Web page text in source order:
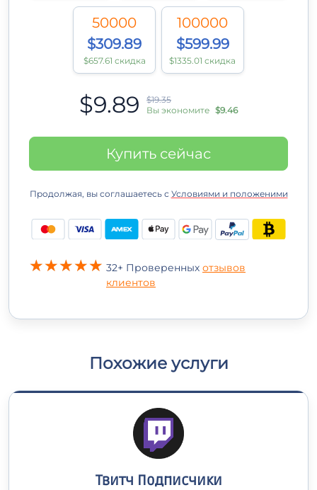
50000
$309.89
$657.61 скидка
100000
$599.99
$1335.01 скидка
$9.89
$19.35
Вы экономите $9.46
Купить сейчас
Продолжая, вы соглашаетесь с Условиями и положеними
32+ Проверенных отзывов
клиентов
Похожие услуги
Твитч Подписчики